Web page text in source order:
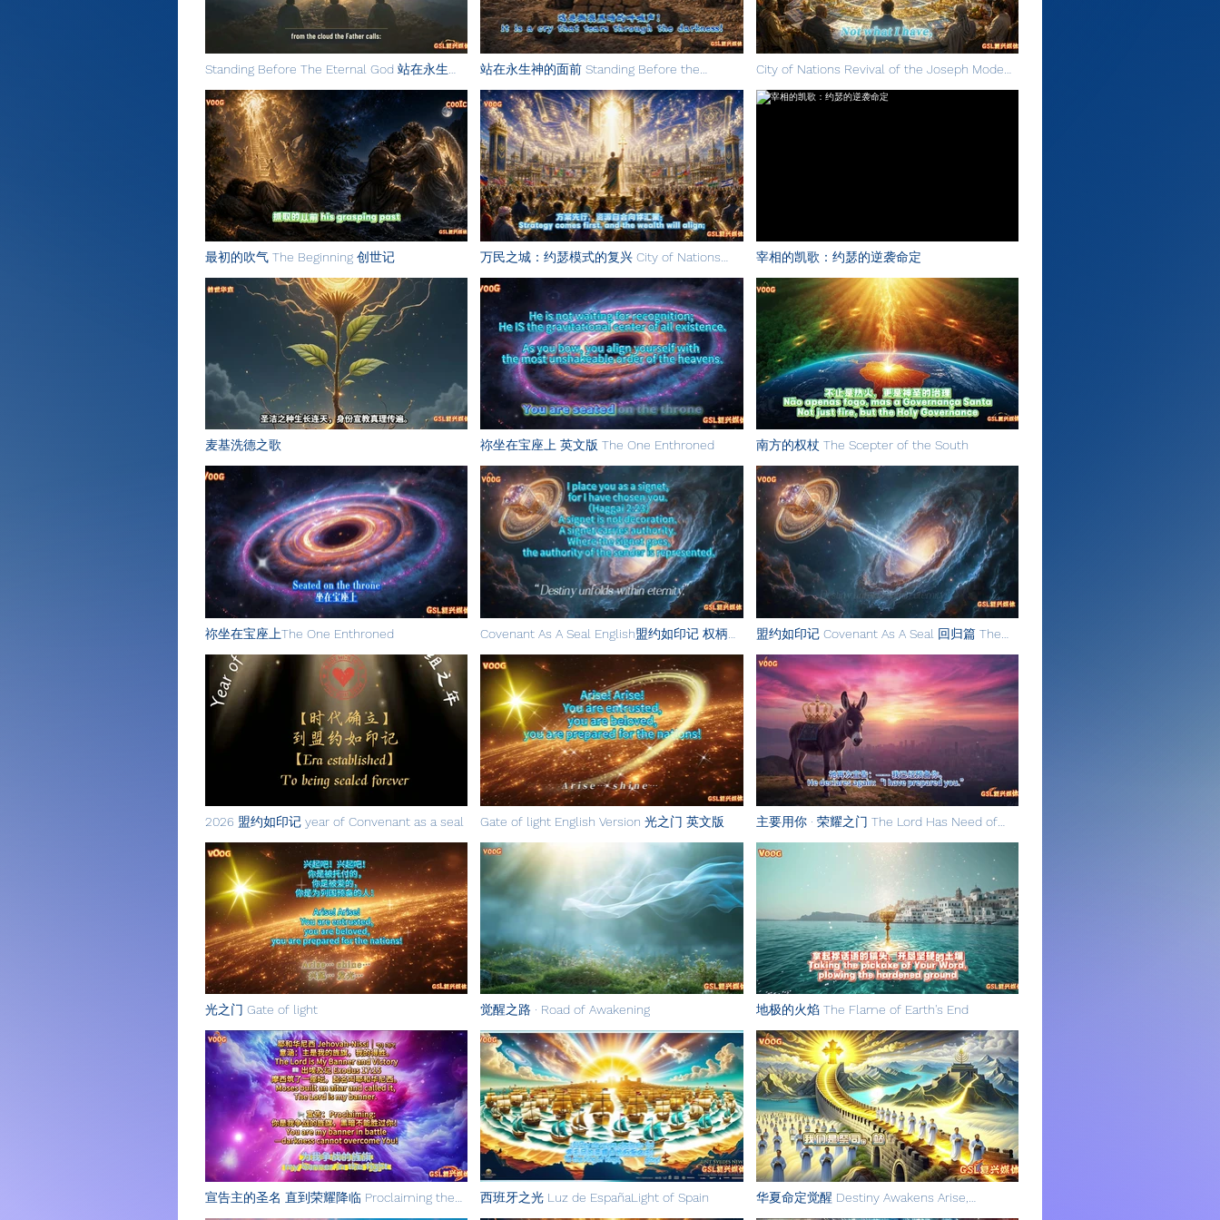
Standing Before The Eternal God 站在永生神
站在永生神的面前 Standing Before the
City of Nations Revival of the Joseph Mode万
最初的吹气 The Beginning 创世记
万民之城：约瑟模式的复兴 City of Nations
宰相的凯歌：约瑟的逆袭命定
麦基洗德之歌 祢坐在宝座上 英文版 The One Enthroned 南方的权杖 The Scepter of the South
祢坐在宝座上The One Enthroned
Covenant As A Seal English盟约如印记 权柄篇
盟约如印记 Covenant As A Seal 回归篇 The
2026 盟约如印记 year of Convenant as a seal Gate of light English Version 光之门 英文版
主要用你 · 荣耀之门 The Lord Has Need of
光之门 Gate of light 觉醒之路 · Road of Awakening 地极的火焰 The Flame of Earth's End
宣告主的圣名 直到荣耀降临 Proclaiming the
西班牙之光 Luz de EspañaLight of Spain
华夏命定觉醒 Destiny Awakens Arise,